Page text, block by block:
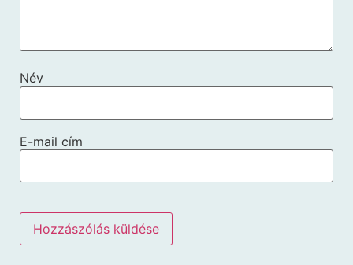
Név
E-mail cím